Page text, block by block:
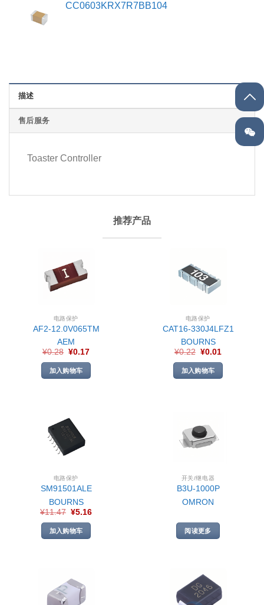
CC0603KRX7R7BB104
描述
售后服务
Toaster Controller
推荐产品
电路保护
AF2-12.0V065TM
AEM
¥0.28 ¥0.17
加入购物车
电路保护
CAT16-330J4LFZ1
BOURNS
¥0.22 ¥0.01
加入购物车
电路保护
SM91501ALE
BOURNS
¥11.47 ¥5.16
加入购物车
开关/继电器
B3U-1000P
OMRON
阅读更多